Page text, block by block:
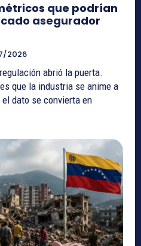
que podrían
asegurador
2026
abrió la puerta.
que la industria se anime a
dato se convierta en